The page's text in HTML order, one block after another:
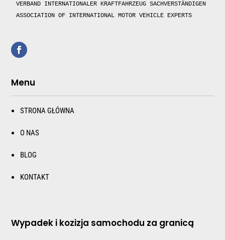
VERBAND INTERNATIONALER KRAFTFAHRZEUG SACHVERSTÄNDIGEN
ASSOCIATION OF INTERNATIONAL MOTOR VEHICLE EXPERTS
Menu
STRONA GŁÓWNA
O NAS
BLOG
KONTAKT
Wypadek i kozizja samochodu za granicą